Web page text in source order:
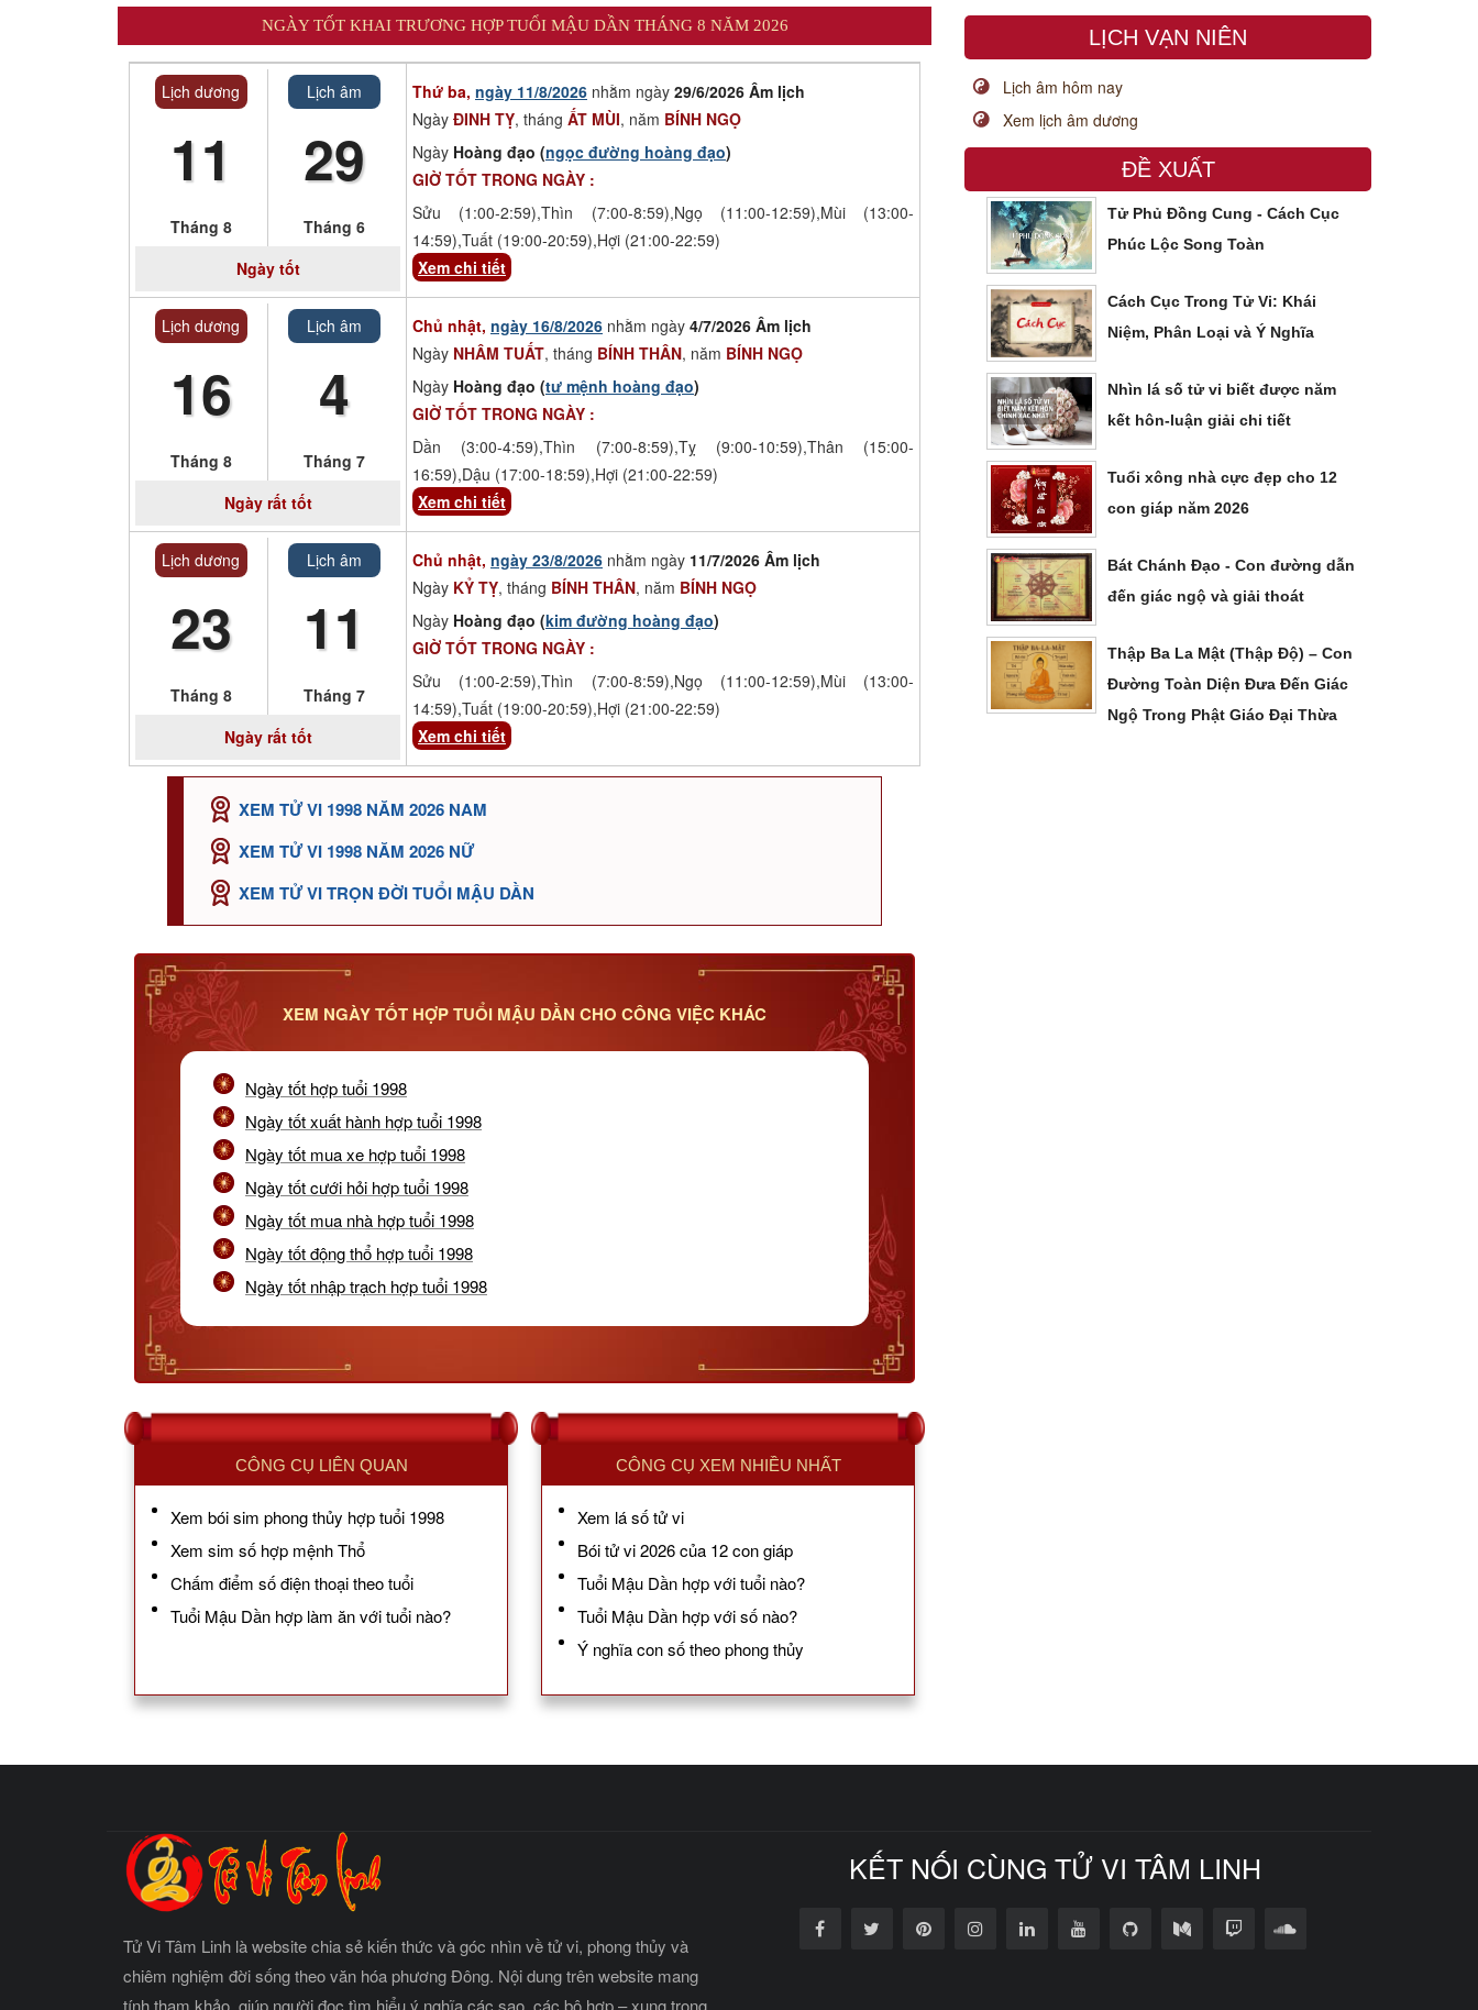
NGÀY TỐT KHAI TRƯƠNG HỢP TUỔI MẬU DẦN THÁNG 8 NĂM 2026
Lịch dương
11
Tháng 8
Lịch âm
29
Tháng 6
Ngày tốt
Thứ ba, ngày 11/8/2026 nhằm ngày 29/6/2026 Âm lịch
Ngày ĐINH TỴ, tháng ẤT MÙI, năm BÍNH NGỌ
Ngày Hoàng đạo (ngọc đường hoàng đạo)
GIỜ TỐT TRONG NGÀY :
Sửu (1:00-2:59),Thìn (7:00-8:59),Ngọ (11:00-12:59),Mùi (13:00-
14:59),Tuất (19:00-20:59),Hợi (21:00-22:59)
Xem chi tiết
Lịch dương
16
Tháng 8
Lịch âm
4
Tháng 7
Ngày rất tốt
Chủ nhật, ngày 16/8/2026 nhằm ngày 4/7/2026 Âm lịch
Ngày NHÂM TUẤT, tháng BÍNH THÂN, năm BÍNH NGỌ
Ngày Hoàng đạo (tư mệnh hoàng đạo)
GIỜ TỐT TRONG NGÀY :
Dần (3:00-4:59),Thìn (7:00-8:59),Tỵ (9:00-10:59),Thân (15:00-
16:59),Dậu (17:00-18:59),Hợi (21:00-22:59)
Xem chi tiết
Lịch dương
23
Tháng 8
Lịch âm
11
Tháng 7
Ngày rất tốt
Chủ nhật, ngày 23/8/2026 nhằm ngày 11/7/2026 Âm lịch
Ngày KỶ TỴ, tháng BÍNH THÂN, năm BÍNH NGỌ
Ngày Hoàng đạo (kim đường hoàng đạo)
GIỜ TỐT TRONG NGÀY :
Sửu (1:00-2:59),Thìn (7:00-8:59),Ngọ (11:00-12:59),Mùi (13:00-
14:59),Tuất (19:00-20:59),Hợi (21:00-22:59)
Xem chi tiết
XEM TỬ VI 1998 NĂM 2026 NAM
XEM TỬ VI 1998 NĂM 2026 NỮ
XEM TỬ VI TRỌN ĐỜI TUỔI MẬU DẦN
XEM NGÀY TỐT HỢP TUỔI MẬU DẦN CHO CÔNG VIỆC KHÁC
Ngày tốt hợp tuổi 1998
Ngày tốt xuất hành hợp tuổi 1998
Ngày tốt mua xe hợp tuổi 1998
Ngày tốt cưới hỏi hợp tuổi 1998
Ngày tốt mua nhà hợp tuổi 1998
Ngày tốt động thổ hợp tuổi 1998
Ngày tốt nhập trạch hợp tuổi 1998
CÔNG CỤ LIÊN QUAN
Xem bói sim phong thủy hợp tuổi 1998
Xem sim số hợp mệnh Thổ
Chấm điểm số điện thoại theo tuổi
Tuổi Mậu Dần hợp làm ăn với tuổi nào?
CÔNG CỤ XEM NHIỀU NHẤT
Xem lá số tử vi
Bói tử vi 2026 của 12 con giáp
Tuổi Mậu Dần hợp với tuổi nào?
Tuổi Mậu Dần hợp với số nào?
Ý nghĩa con số theo phong thủy
LỊCH VẠN NIÊN
Lịch âm hôm nay
Xem lịch âm dương
ĐỀ XUẤT
Tử Phủ Đồng Cung - Cách Cục
Phúc Lộc Song Toàn
Cách Cục Trong Tử Vi: Khái
Niệm, Phân Loại và Ý Nghĩa
Nhìn lá số tử vi biết được năm
kết hôn-luận giải chi tiết
Tuổi xông nhà cực đẹp cho 12
con giáp năm 2026
Bát Chánh Đạo - Con đường dẫn
đến giác ngộ và giải thoát
Thập Ba La Mật (Thập Độ) – Con
Đường Toàn Diện Đưa Đến Giác
Ngộ Trong Phật Giáo Đại Thừa
Tử Vi Tâm Linh là website chia sẻ kiến thức và góc nhìn về tử vi, phong thủy và
chiêm nghiệm đời sống theo văn hóa phương Đông. Nội dung trên website mang
tính tham khảo, giúp người đọc tìm hiểu ý nghĩa các sao, các bộ hợp – xung trong
KẾT NỐI CÙNG TỬ VI TÂM LINH